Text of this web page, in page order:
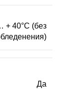
+ 40°C (без
Да